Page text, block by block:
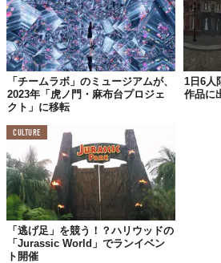
また、スプレーを縦に振れば色の切り替え
を彩ることが可能な、本物さながらのス
める。
同企画の開発は試験段階のため、モビリ
ービスの見本市である「Prime marché」
「チームラボ」のミュージアムが、
2023年「虎ノ門・麻布台プロジェ
クト」に移転
1日6人
作品に
CULTURE
「逃げ足」を競う！？ハリウッドの
「Jurassic World」でランイベン
ト開催